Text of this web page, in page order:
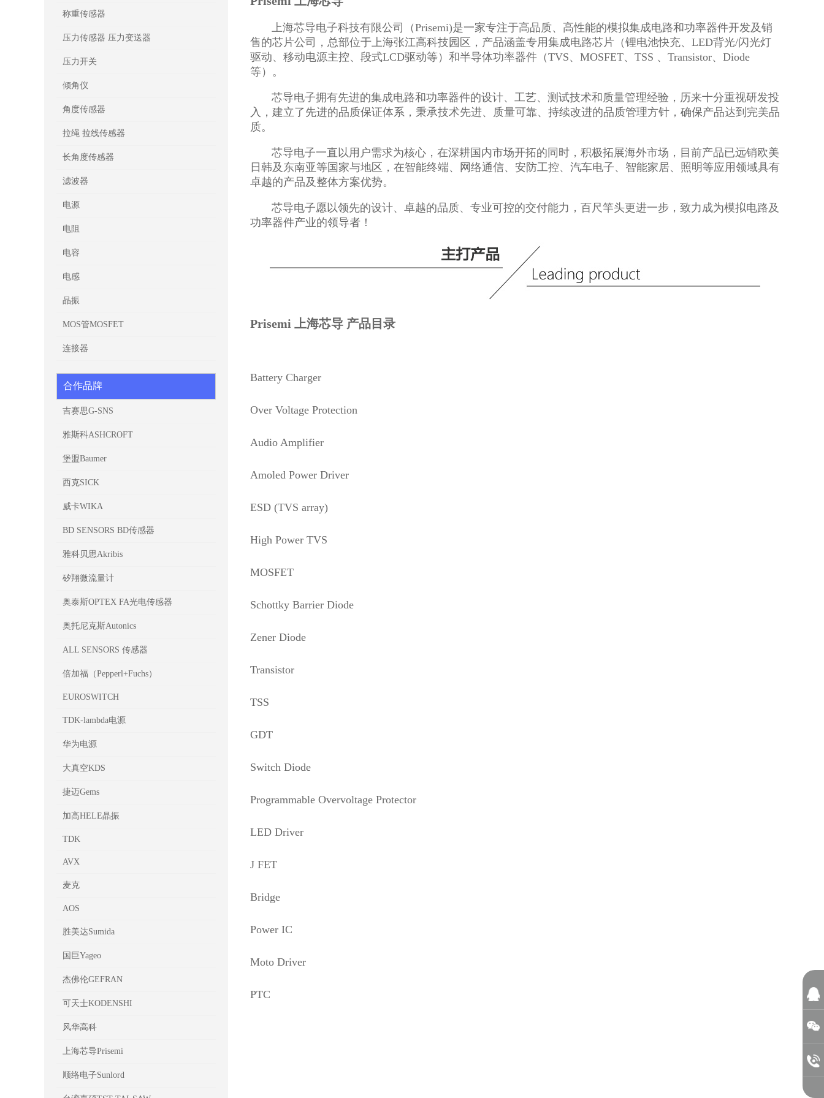
称重传感器
压力传感器 压力变送器
压力开关
倾角仪
角度传感器
拉绳 拉线传感器
长角度传感器
滤波器
电源
电阻
电容
电感
晶振
MOS管MOSFET
连接器
合作品牌
吉赛思G-SNS
雅斯科ASHCROFT
堡盟Baumer
西克SICK
威卡WIKA
BD SENSORS BD传感器
雅科贝思Akribis
矽翔微流量计
奥泰斯OPTEX FA光电传感器
奥托尼克斯Autonics
ALL SENSORS 传感器
倍加福（Pepperl+Fuchs）
EUROSWITCH
TDK-lambda电源
华为电源
大真空KDS
捷迈Gems
加高HELE晶振
TDK
AVX
麦克
AOS
胜美达Sumida
国巨Yageo
杰佛伦​GEFRAN
可天士KODENSHI
风华高科
上海芯导Prisemi
顺络电子Sunlord
上海芯导电子科技有限公司（Prisemi)是一家专注于高品质、高性能的模拟集成电路和功率器件开发及销
售的芯片公司，总部位于上海张江高科技园区，产品涵盖专用集成电路芯片（锂电池快充、LED背光/闪光灯
驱动、移动电源主控、段式LCD驱动等）和半导体功率器件（TVS、MOSFET、TSS 、Transistor、Diode
等）。
芯导电子拥有先进的集成电路和功率器件的设计、工艺、测试技术和质量管理经验，历来十分重视研发投
入，建立了先进的品质保证体系，秉承技术先进、质量可靠、持续改进的品质管理方针，确保产品达到完美品
质。
芯导电子一直以用户需求为核心，在深耕国内市场开拓的同时，积极拓展海外市场，目前产品已远销欧美
日韩及东南亚等国家与地区，在智能终端、网络通信、安防工控、汽车电子、智能家居、照明等应用领域具有
卓越的产品及整体方案优势。
芯导电子愿以领先的设计、卓越的品质、专业可控的交付能力，百尺竿头更进一步，致力成为模拟电路及
功率器件产业的领导者！
Prisemi 上海芯导 产品目录
Battery Charger
Over Voltage Protection
Audio Amplifier
Amoled Power Driver
ESD (TVS array)
High Power TVS
MOSFET
Schottky Barrier Diode
Zener Diode
Transistor
TSS
GDT
Switch Diode
Programmable Overvoltage Protector
LED Driver
J FET
Bridge
Power IC
Moto Driver
PTC